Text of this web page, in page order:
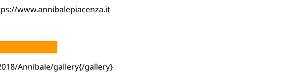
www.annibalepiacenza.it
Annibale/gallery{/gallery}